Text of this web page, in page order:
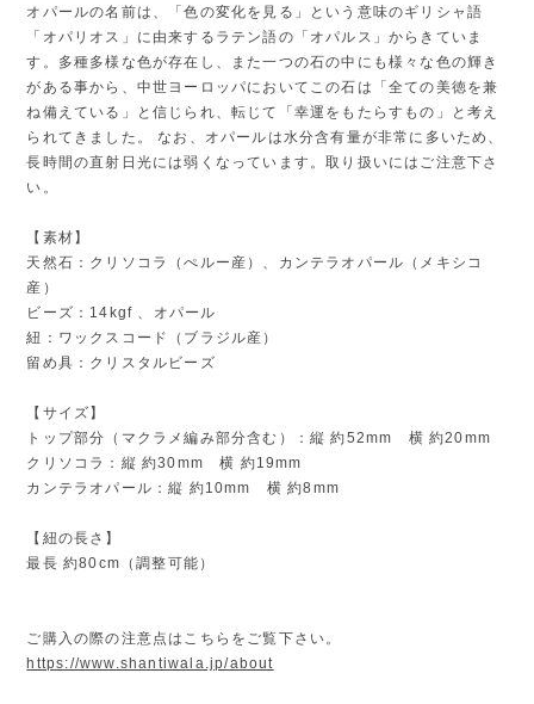
オパールの名前は、「色の変化を見る」という意味のギリシャ語
「オパリオス」に由来するラテン語の「オパルス」からきていま
す。多種多様な色が存在し、また一つの石の中にも様々な色の輝き
がある事から、中世ヨーロッパにおいてこの石は「全ての美徳を兼
ね備えている」と信じられ、転じて「幸運をもたらすもの」と考え
られてきました。 なお、オパールは水分含有量が非常に多いため、
長時間の直射日光には弱くなっています。取り扱いにはご注意下さ
い。
【素材】
天然石：クリソコラ（ぺルー産）、カンテラオパール（メキシコ
産）
ビーズ：14kgf 、オパール
紐：ワックスコード（ブラジル産）
留め具：クリスタルビーズ
【サイズ】
トップ部分（マクラメ編み部分含む）：縦 約52mm 横 約20mm
クリソコラ：縦 約30mm 横 約19mm
カンテラオパール：縦 約10mm 横 約8mm
【紐の長さ】
最長 約80cm（調整可能）
ご購入の際の注意点はこちらをご覧下さい。
https://www.shantiwala.jp/about